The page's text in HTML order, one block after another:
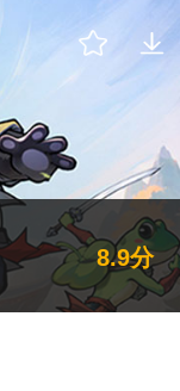
8.9分